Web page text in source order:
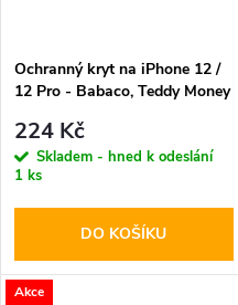
Ochranný kryt na iPhone 12 /
12 Pro - Babaco, Teddy Money
224 Kč
Skladem - hned k odeslání
1 ks
DO KOŠÍKU
Akce